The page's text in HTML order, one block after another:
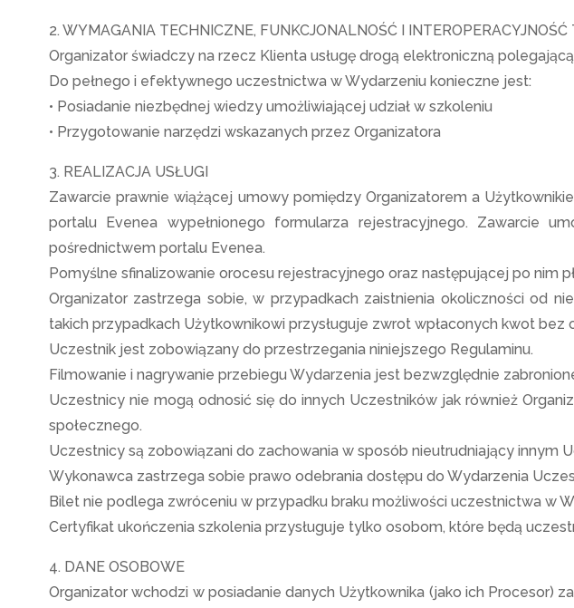
2. WYMAGANIA TECHNICZNE, FUNKCJONALNOŚĆ I
Organizator świadczy na rzecz Klienta usługę drogą elektroniczną
Do pełnego i efektywnego uczestnictwa w Wydarzeniu konieczne jest:
• Posiadanie niezbędnej wiedzy umożliwiającej udział w szkoleniu
• Przygotowanie narzędzi wskazanych przez Organizatora
3. REALIZACJA USŁUGI
Zawarcie prawnie wiążącej umowy pomiędzy Organizatorem a
portalu Evenea wypełnionego formularza rejestracyjnego. Zawarcie
pośrednictwem portalu Evenea.
Pomyślne sfinalizowanie orocesu rejestracyjnego oraz następującej po nim
Organizator zastrzega sobie, w przypadkach zaistnienia okoliczności od
takich przypadkach Użytkownikowi przysługuje zwrot wpłaconych kwot bez
Uczestnik jest zobowiązany do przestrzegania niniejszego Regulaminu.
Filmowanie i nagrywanie przebiegu Wydarzenia jest bezwzględnie
Uczestnicy nie mogą odnosić się do innych Uczestników jak również
społecznego.
Uczestnicy są zobowiązani do zachowania w sposób nieutrudniający innym
Wykonawca zastrzega sobie prawo odebrania dostępu do Wydarzenia
Bilet nie podlega zwróceniu w przypadku braku możliwości uczestnictwa w
Certyfikat ukończenia szkolenia przysługuje tylko osobom, które będą
4. DANE OSOBOWE
Organizator wchodzi w posiadanie danych Użytkownika (jako ich